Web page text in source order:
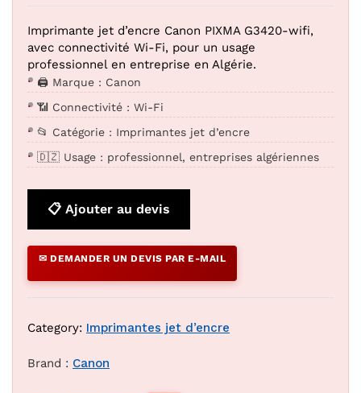
Imprimante jet d’encre Canon PIXMA G3420-wifi,
avec connectivité Wi-Fi, pour un usage
professionnel en entreprise en Algérie.
🖨️ Marque : Canon
📶 Connectivité : Wi-Fi
📂 Catégorie : Imprimantes jet d’encre
🇩🇿 Usage : professionnel, entreprises algériennes
📋 Ajouter au devis
✉ DEMANDER UN DEVIS PAR E-MAIL
Category: Imprimantes jet d’encre
Brand : Canon